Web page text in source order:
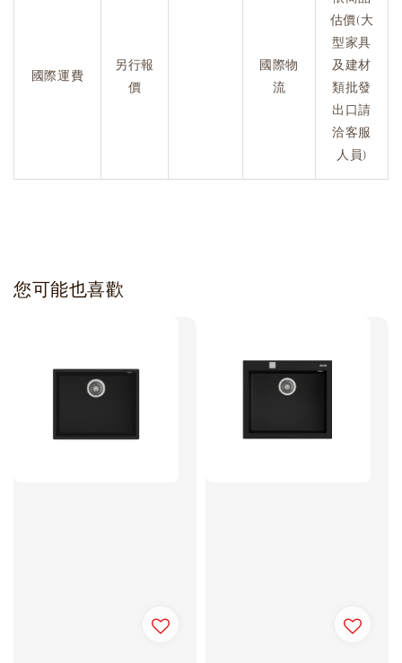
國際運費
另行報
價
國際物
流
估價(大
型家具
及建材
類批發
出口請
洽客服
人員)
您可能也喜歡